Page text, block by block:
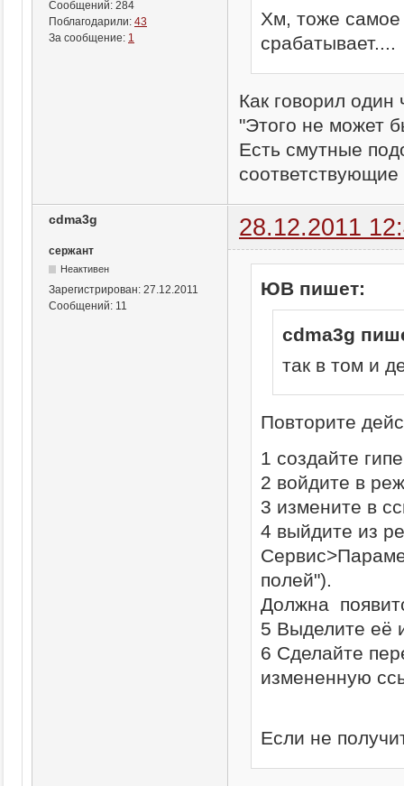
Сообщений: 284
Поблагодарили: 43
За сообщение: 1
Хм, тоже самое
срабатывает....
Как говорил один
"Этого не может
Есть смутные
cdma3g 28.12.2011
сержант
Неактивен
Зарегистрирован: 27.12.2011
Сообщений: 11
ЮВ пишет:
cdma3g
так в том и
Повторите
1 создайте
2 войдите в
3 измените в
4 выйдите из
полей").
Должна
5 Выделите её
6 Сделайте
измененную
Если не